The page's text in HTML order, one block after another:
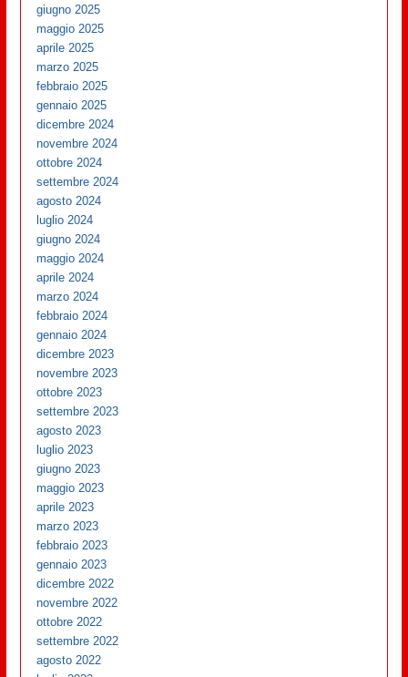
giugno 2025
maggio 2025
aprile 2025
marzo 2025
febbraio 2025
gennaio 2025
dicembre 2024
novembre 2024
ottobre 2024
settembre 2024
agosto 2024
luglio 2024
giugno 2024
maggio 2024
aprile 2024
marzo 2024
febbraio 2024
gennaio 2024
dicembre 2023
novembre 2023
ottobre 2023
settembre 2023
agosto 2023
luglio 2023
giugno 2023
maggio 2023
aprile 2023
marzo 2023
febbraio 2023
gennaio 2023
dicembre 2022
novembre 2022
ottobre 2022
settembre 2022
agosto 2022